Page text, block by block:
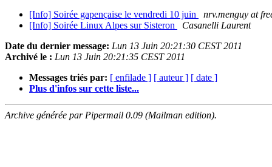
[Info] Soirée gapençaise le vendredi 10 juin
nrv.menguy at
[Info] Soirée Linux Alpes sur Sisteron
Casanelli Laurent
Date du dernier message: Lun 13 Juin 20:21:30 CEST 2011
Archivé le : Lun 13 Juin 20:21:35 CEST 2011
Messages triés par: [ enfilade ] [ auteur ] [ date ]
Plus d'infos sur cette liste...
Archive générée par Pipermail 0.09 (Mailman edition).